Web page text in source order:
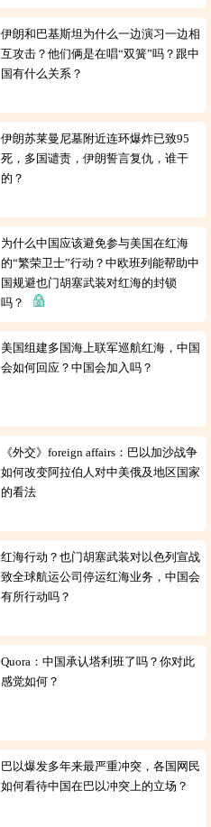
伊朗和巴基斯坦为什么一边演习一边相
互攻击？他们俩是在唱“双簧”吗？跟中
国有什么关系？
伊朗苏莱曼尼墓附近连环爆炸已致95
死，多国谴责，伊朗誓言复仇，谁干
的？
为什么中国应该避免参与美国在红海
的“繁荣卫士”行动？中欧班列能帮助中
国规避也门胡塞武装对红海的封锁
吗？
美国组建多国海上联军巡航红海，中国
会如何回应？中国会加入吗？
《外交》foreign affairs：巴以加沙战争
如何改变阿拉伯人对中美俄及地区国家
的看法
红海行动？也门胡塞武装对以色列宣战
致全球航运公司停运红海业务，中国会
有所行动吗？
Quora：中国承认塔利班了吗？你对此
感觉如何？
巴以爆发多年来最严重冲突，各国网民
如何看待中国在巴以冲突上的立场？